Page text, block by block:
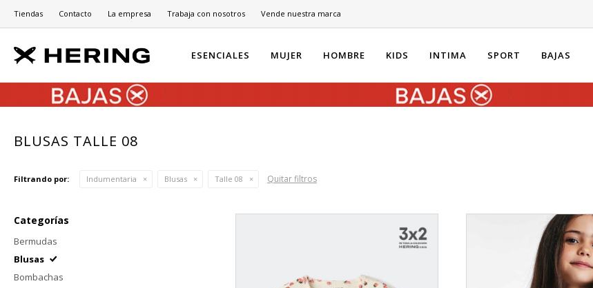
ESENCIALES MUJER HOMBRE KIDS INTIMA SPORT BAJAS
Tiendas Contacto La empresa Trabaja con nosotros Vende nuestra marca
BLUSAS TALLE 08
Filtrando por: Indumentaria Blusas Talle 08 Quitar filtros
Categorías
Bermudas
Blusas
Bombachas